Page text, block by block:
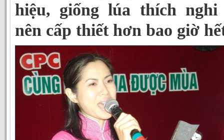
hiệu, giống lúa thích
nên cấp thiết hơn bao giờ